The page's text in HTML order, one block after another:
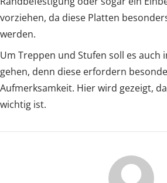
vorziehen, da diese Platten
werden.
Um Treppen und Stufen soll es auch
gehen, denn diese erfordern
Aufmerksamkeit. Hier wird gezeigt,
wichtig ist.